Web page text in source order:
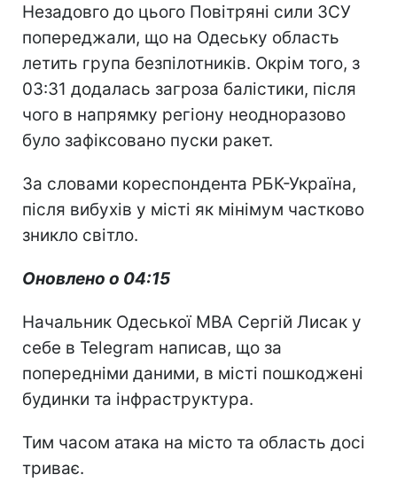
Незадовго до цього Повітряні сили ЗСУ
попереджали, що на Одеську область
летить група безпілотників. Окрім того, з
03:31 додалась загроза балістики, після
чого в напрямку регіону неодноразово
було зафіксовано пуски ракет.
За словами кореспондента РБК-Україна,
після вибухів у місті як мінімум частково
зникло світло.
Оновлено о 04:15
Начальник Одеської МВА Сергій Лисак у
себе в Telegram написав, що за
попередніми даними, в місті пошкоджені
будинки та інфраструктура.
Тим часом атака на місто та область досі
триває.